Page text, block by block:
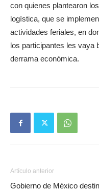
con quienes plantearon
logística, que se
actividades feriales, en
los participantes les vaya
derrama económica.
Artículo anterior
Gobierno de México